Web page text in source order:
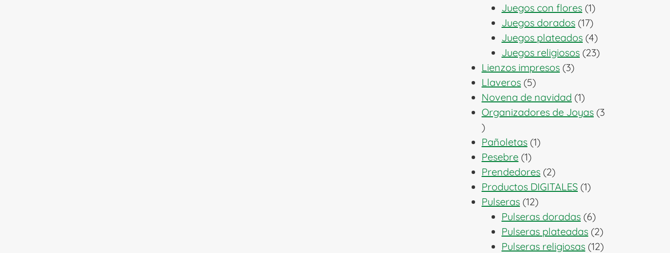
productos
Juegos con flores 11
producto
Juegos dorados 1717
productos
Juegos plateados 44
productos
Juegos religiosos 2323
Lienzos impresos 33
Llaveros 55
productos
Novena de navidad 11
producto
Organizadores de Joyas 3
3
productos
Pañoletas 11
Pesebre 11
producto
Prendedores 22
productos
Productos DIGITALES 11
Pulseras 1212
productos
Pulseras doradas 66
productos
Pulseras plateadas 22
productos
Pulseras religiosas 1212